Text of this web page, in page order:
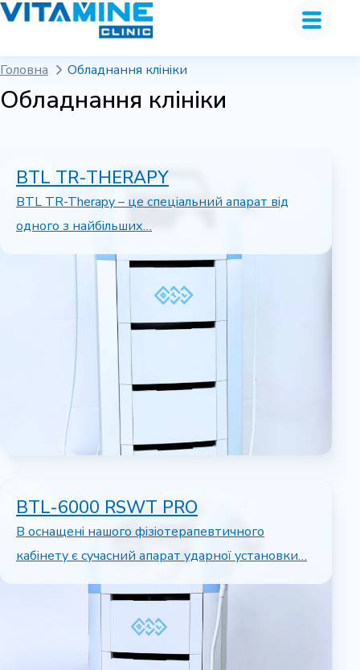
Головна Обладнання клініки
Обладнання клініки
BTL TR-THERAPY
BTL TR-Therapy – це спеціальний апарат від
одного з найбільших…
BTL-6000 RSWT PRO
В оснащені нашого фізіотерапевтичного
кабінету є сучасний апарат ударної установки…